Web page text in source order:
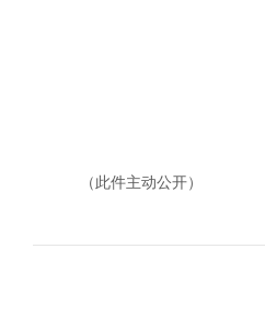
全国高新技术
（科技部
（此件主动公开）